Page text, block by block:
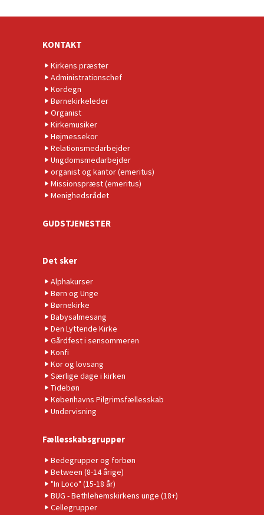
KONTAKT
Kirkens præster
Administrationschef
Kordegn
Børnekirkeleder
Organist
Kirkemusiker
Højmessekor
Relationsmedarbejder
Ungdomsmedarbejder
organist og kantor (emeritus)
Missionspræst (emeritus)
Menighedsrådet
GUDSTJENESTER
Det sker
Alphakurser
Børn og Unge
Børnekirke
Babysalmesang
Den Lyttende Kirke
Gårdfest i sensommeren
Konfi
Kor og lovsang
Særlige dage i kirken
Tidebøn
Københavns Pilgrimsfællesskab
Undervisning
Fællesskabsgrupper
Bedegrupper og forbøn
Between (8-14 årige)
"In Loco" (15-18 år)
BUG - Bethlehemskirkens unge (18+)
Cellegrupper